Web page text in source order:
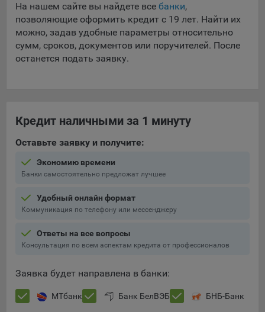
Яндекс Метрика – сервис веб-аналитики,
предоставляемый ООО «Яндекс». Адрес: г. Москва, ул.
Льва Толстого, д. 16, 119021.
Политика
конфиденциальности Яндекс
конфиденциальности Google.
myfin.by.
Адрес: ООО «Рэкун технолоджи», 220069 г. Минск, пр-т
Пиксель VK Рекламы - сервис позволяет показывать
посещали сайт.
Адрес: ООО «ВК», РФ, 125167, г. Москва, Ленинградский
Технические настройки
Технические настройки хранят технические данные вашего
Сохранить мои изменения
Сохранить по умолчанию
На нашем сайте вы найдете все банки,
позволяющие оформить кредит с 19 лет. Найти их
можно, задав удобные параметры относительно
сумм, сроков, документов или поручителей. После
останется подать заявку.
Кредит наличными за 1 минуту
Оставьте заявку и получите:
Экономию времени
Банки самостоятельно предложат лучшее
Удобный онлайн формат
Коммуникация по телефону или мессенджеру
Ответы на все вопросы
Консультация по всем аспектам кредита от профессионалов
Заявка будет направлена в банки:
МТбанк Банк БелВЭБ БНБ-Банк